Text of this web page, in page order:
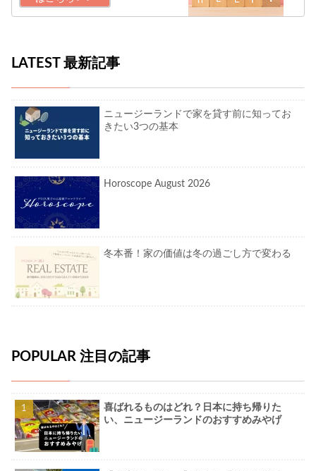
LATEST 最新記事
ニュージーランドで家を貸す前に知ってお
きたい3つの基本
Horoscope August 2026
冬本番！家の価値は冬の過ごし方で変わる
POPULAR 注目の記事
喜ばれるものはどれ？日本に持ち帰りた
い、ニュージーランドのおすすめみやげ